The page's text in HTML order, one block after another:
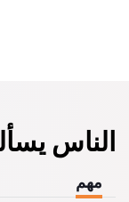
الناس
مهم